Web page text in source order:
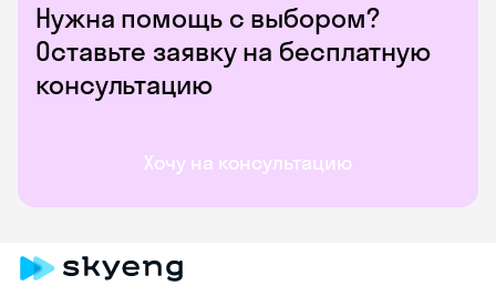
Нужна помощь с выбором?
Оставьте заявку на бесплатную
консультацию
Хочу на консультацию